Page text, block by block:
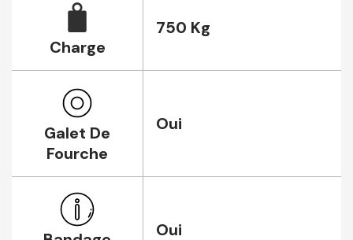
Charge
750 Kg
Galet De
Fourche
Oui
Oui